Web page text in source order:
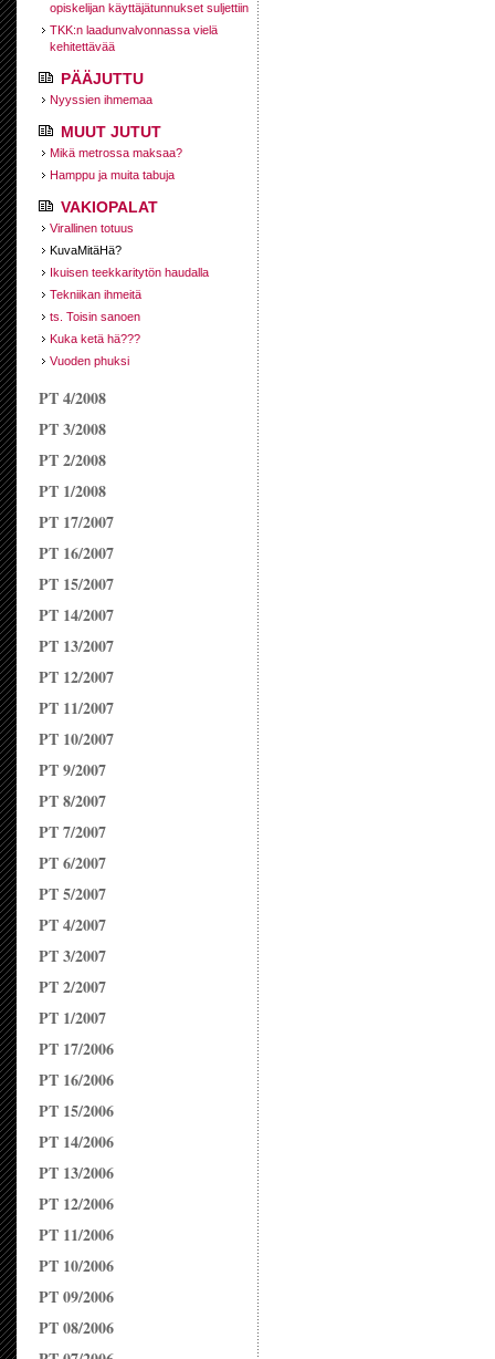
opiskelijan käyttäjätunnukset suljettiin
TKK:n laadunvalvonnassa vielä
kehitettävää
PÄÄJUTTU
Nyyssien ihmemaa
MUUT JUTUT
Mikä metrossa maksaa?
Hamppu ja muita tabuja
VAKIOPALAT
Virallinen totuus
KuvaMitäHä?
Ikuisen teekkaritytön haudalla
Tekniikan ihmeitä
ts. Toisin sanoen
Kuka ketä hä???
Vuoden phuksi
PT 4/2008
PT 3/2008
PT 2/2008
PT 1/2008
PT 17/2007
PT 16/2007
PT 15/2007
PT 14/2007
PT 13/2007
PT 12/2007
PT 11/2007
PT 10/2007
PT 9/2007
PT 8/2007
PT 7/2007
PT 6/2007
PT 5/2007
PT 4/2007
PT 3/2007
PT 2/2007
PT 1/2007
PT 17/2006
PT 16/2006
PT 15/2006
PT 14/2006
PT 13/2006
PT 12/2006
PT 11/2006
PT 10/2006
PT 09/2006
PT 08/2006